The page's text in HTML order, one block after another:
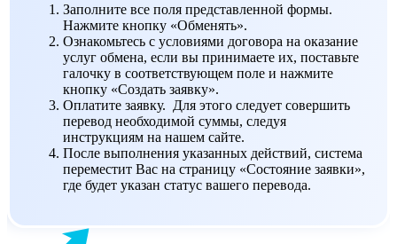
Заполните все поля представленной формы.
Нажмите кнопку «Обменять».
Ознакомьтесь с условиями договора на оказание
услуг обмена, если вы принимаете их, поставьте
галочку в соответствующем поле и нажмите
кнопку «Создать заявку».
Оплатите заявку. Для этого следует совершить
перевод необходимой суммы, следуя
инструкциям на нашем сайте.
После выполнения указанных действий, система
переместит Вас на страницу «Состояние заявки»,
где будет указан статус вашего перевода.